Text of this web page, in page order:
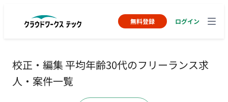
無料登録 ログイン
校正・編集 平均年齢30代のフリーランス求
人・案件一覧